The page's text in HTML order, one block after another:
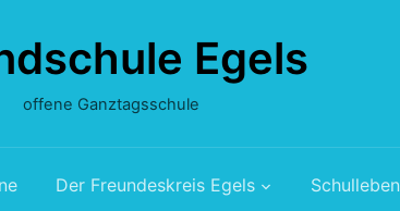
Egels
offene Ganztagsschule
Der Freundeskreis Egels Schulleben